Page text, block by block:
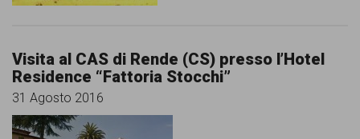
Visita al CAS di Rende (CS) presso l’Hotel
Residence “Fattoria Stocchi”
31 Agosto 2016